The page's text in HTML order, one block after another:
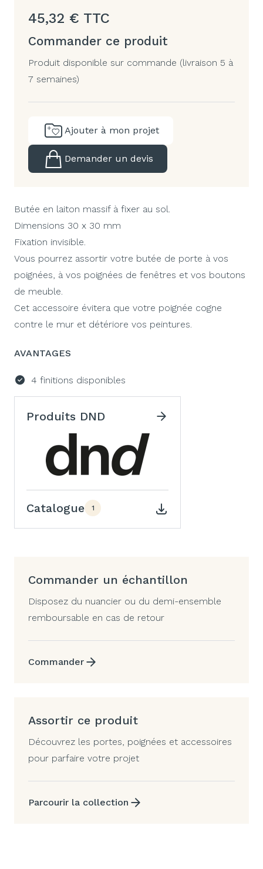
45,32 € TTC
Commander ce produit
Produit disponible sur commande (livraison 5 à
7 semaines)
Ajouter à mon projet
Demander un devis
Butée en laiton massif à fixer au sol.
Dimensions 30 x 30 mm
Fixation invisible.
Vous pourrez assortir votre butée de porte à vos
poignées, à vos poignées de fenêtres et vos boutons
de meuble.
Cet accessoire évitera que votre poignée cogne
contre le mur et détériore vos peintures.
AVANTAGES
4 finitions disponibles
Produits DND
Catalogue 1
Commander un échantillon
Disposez du nuancier ou du demi-ensemble
remboursable en cas de retour
Commander
Assortir ce produit
Découvrez les portes, poignées et accessoires
pour parfaire votre projet
Parcourir la collection